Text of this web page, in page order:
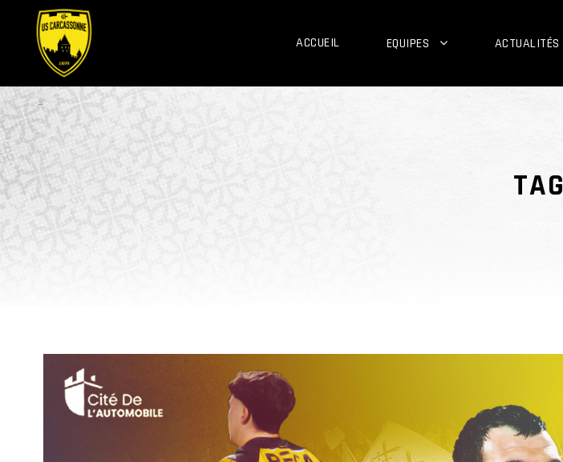
ACCUEIL EQUIPES ACTUALITÉS
TAG